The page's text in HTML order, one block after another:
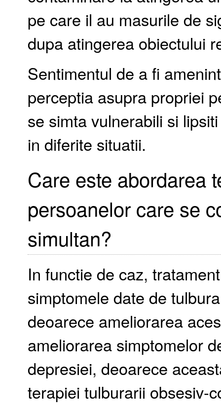
pe care il au masurile de
dupa atingerea obiectului
Sentimentul de a fi
perceptia asupra propriei
se simta vulnerabili si
in diferite situatii.
Care este abordarea
persoanelor care se
simultan?
In functie de caz,
simptomele date de
deoarece ameliorarea
ameliorarea simptomelor
depresiei, deoarece
terapiei tulburarii obsesiv-